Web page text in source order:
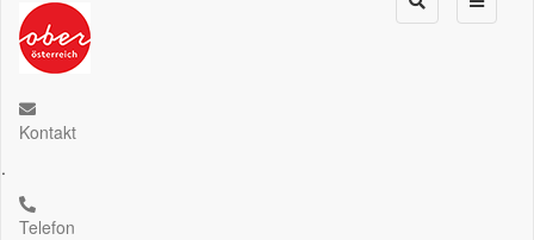
Kontakt
.
Telefon